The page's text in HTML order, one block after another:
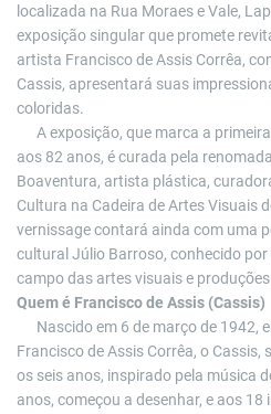
localizada na Rua Moraes e Vale,
exposição singular que promete
artista Francisco de Assis Corrêa,
Cassis, apresentará suas
coloridas.
A exposição, que marca a
aos 82 anos, é curada pela
Boaventura, artista plástica,
Cultura na Cadeira de Artes Visuais
vernissage contará ainda com uma
cultural Júlio Barroso, conhecido
campo das artes visuais e
Quem é Francisco de Assis (Cassis)
Nascido em 6 de março de 1942,
Francisco de Assis Corrêa, o Cassis,
os seis anos, inspirado pela música
anos, começou a desenhar, e aos